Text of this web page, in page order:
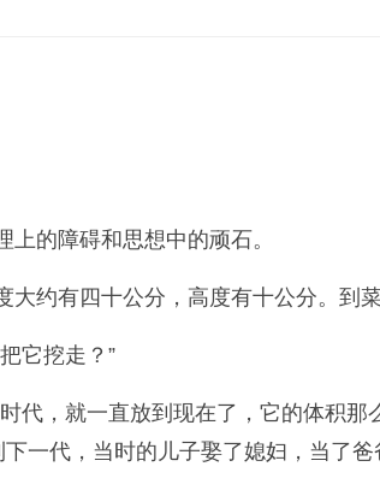
的障碍和思想中的顽石。
约有四十公分，高度有十公分。到
它挖走？”
代，就一直放到现在了，它的体积
一代，当时的儿子娶了媳妇，当了爸